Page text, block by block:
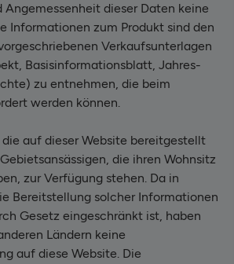
dieser Daten keine
Informationen zum Produkt sind den
Verkaufsunterlagen
Basisinformationsblatt, Jahres-
zu entnehmen, die beim
werden können.
auf dieser Website bereitgestellt
die ihren Wohnsitz
zur Verfügung stehen. Da in
Bereitstellung solcher Informationen
Gesetz eingeschränkt ist, haben
Ländern keine
auf diese Website. Die